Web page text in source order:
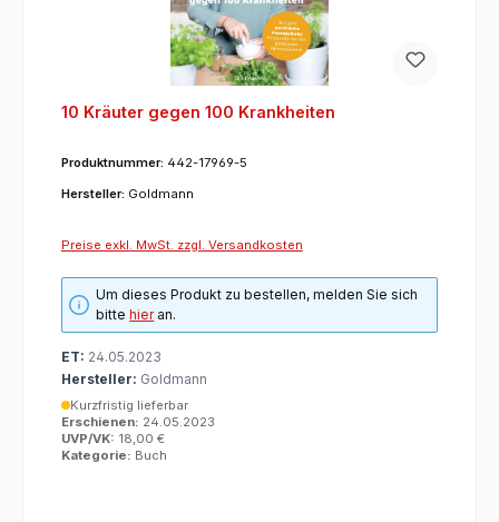
10 Kräuter gegen 100 Krankheiten
Produktnummer: 442-17969-5
Hersteller: Goldmann
Preise exkl. MwSt. zzgl. Versandkosten
Um dieses Produkt zu bestellen, melden Sie sich
bittehieran.
ET: 24.05.2023
Hersteller: Goldmann
Kurzfristig lieferbar
Erschienen: 24.05.2023
UVP/VK: 18,00 €
Kategorie: Buch